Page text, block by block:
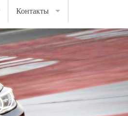
Контакты